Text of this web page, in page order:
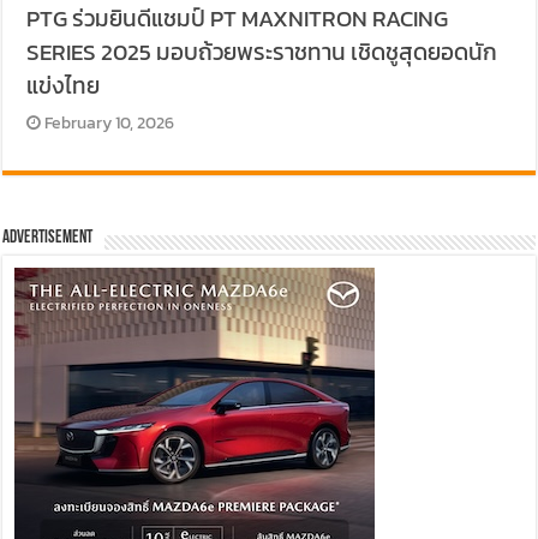
PTG ร่วมยินดีแชมป์ PT MAXNITRON RACING
SERIES 2025 มอบถ้วยพระราชทาน เชิดชูสุดยอดนัก
แข่งไทย
February 10, 2026
Advertisement